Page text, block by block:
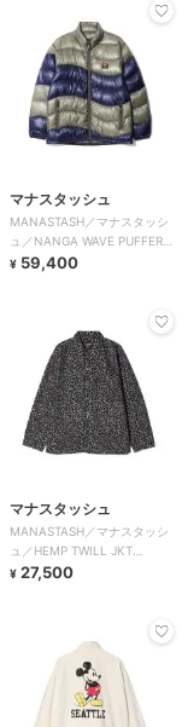
マナスタッシュ
MANASTASH／マナスタッシ
ュ／NANGA WAVE PUFFER
JKT
¥ 59,400
マナスタッシュ
MANASTASH／マナスタッシ
ュ／HEMP TWILL JKT
LEOPARD
¥ 27,500